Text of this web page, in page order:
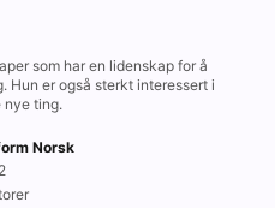
som har en lidenskap for å
Hun er også sterkt interessert i
nye ting.
Norsk